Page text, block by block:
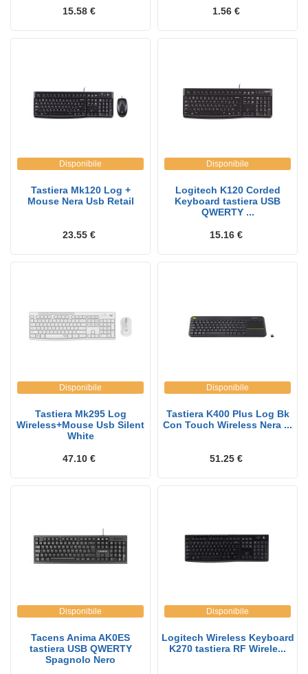
15.58 € 1.56 €
Disponibile
Tastiera Mk120 Log +
Mouse Nera Usb Retail
23.55 €
Disponibile
Logitech K120 Corded
Keyboard tastiera USB
QWERTY ...
15.16 €
Disponibile
Tastiera Mk295 Log
Wireless+Mouse Usb Silent
White
47.10 €
Disponibile
Tastiera K400 Plus Log Bk
Con Touch Wireless Nera ...
51.25 €
Disponibile
Tacens Anima AK0ES
tastiera USB QWERTY
Spagnolo Nero
Disponibile
Logitech Wireless Keyboard
K270 tastiera RF Wirele...